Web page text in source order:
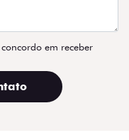
em receber